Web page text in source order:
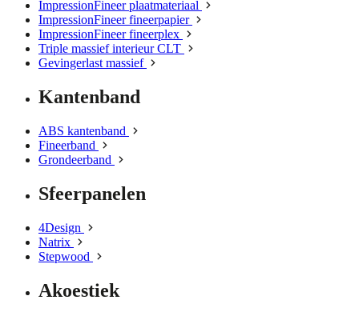
ImpressionFineer plaatmateriaal
ImpressionFineer fineerpapier
ImpressionFineer fineerplex
Triple massief interieur CLT
Gevingerlast massief
Kantenband
ABS kantenband
Fineerband
Grondeerband
Sfeerpanelen
4Design
Natrix
Stepwood
Akoestiek